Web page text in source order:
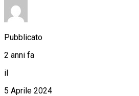
Pubblicato
2 anni fa
il
5 Aprile 2024